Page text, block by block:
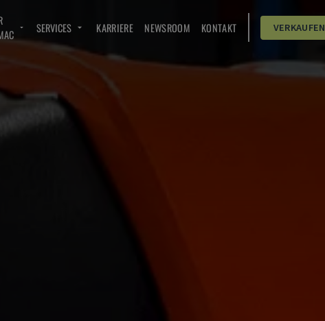
SERVICES KARRIERE NEWSROOM KONTAKT VERKAUFEN